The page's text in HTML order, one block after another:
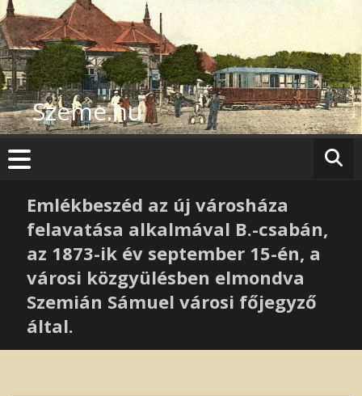
Skip
to
content
Szeme.hu
Emlékbeszéd az új városháza
felavatása alkalmával B.-csabán,
az 1873-ik év september 15-én, a
városi közgyülésben elmondva
Szemián Sámuel városi főjegyző
által.